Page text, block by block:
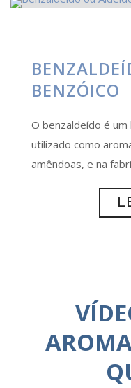
BENZÓICO
O benzaldeído é
utilizado como
amêndoas, e na